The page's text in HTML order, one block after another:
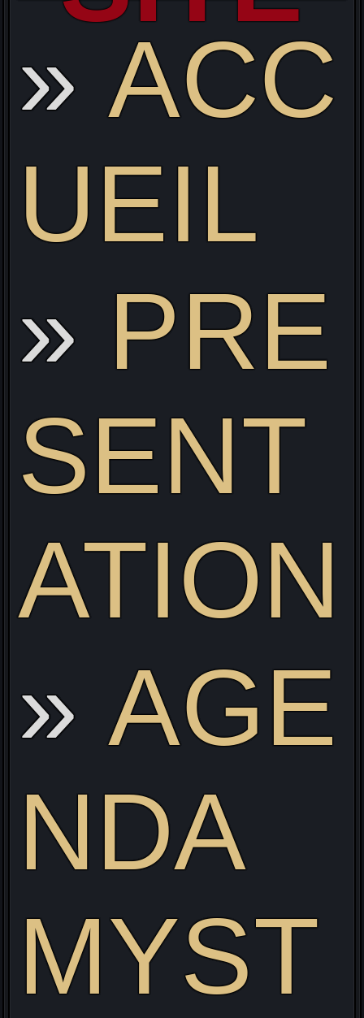
Li
v
ACC
UEIL
PRE
SENT
ATION
AGE
NDA
MYST